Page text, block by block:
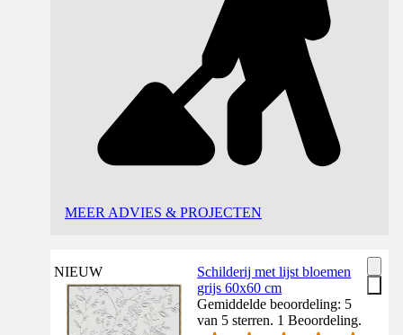
MEER ADVIES & PROJECTEN
NIEUW
Schilderij met lijst bloemen
grijs 60x60 cm
Gemiddelde beoordeling: 5
van 5 sterren. 1 Beoordeling.